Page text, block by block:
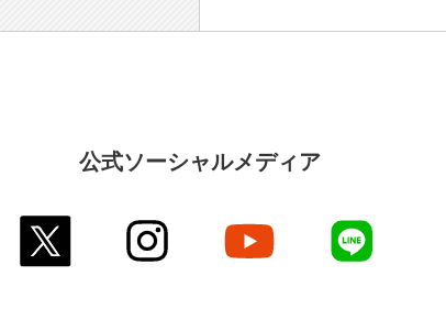
公式ソーシャルメディア
instagram youtube